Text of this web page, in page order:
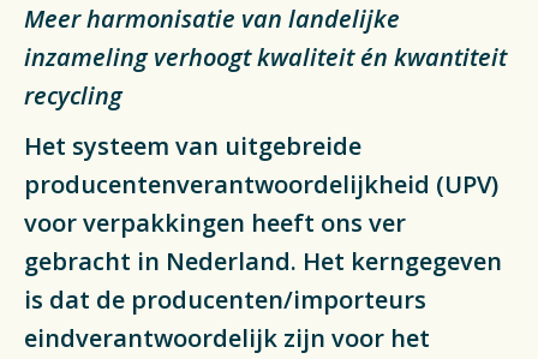
Verpakkingen
Inzameling & Recycling
Wetgeving
Actueel
Veelgestelde vragen
Meer harmonisatie van landelijke
inzameling verhoogt kwaliteit én kwantiteit
recycling
Het systeem van uitgebreide
producentenverantwoordelijkheid (UPV)
voor verpakkingen heeft ons ver
gebracht in Nederland. Het kerngegeven
is dat de producenten/importeurs
eindverantwoordelijk zijn voor het